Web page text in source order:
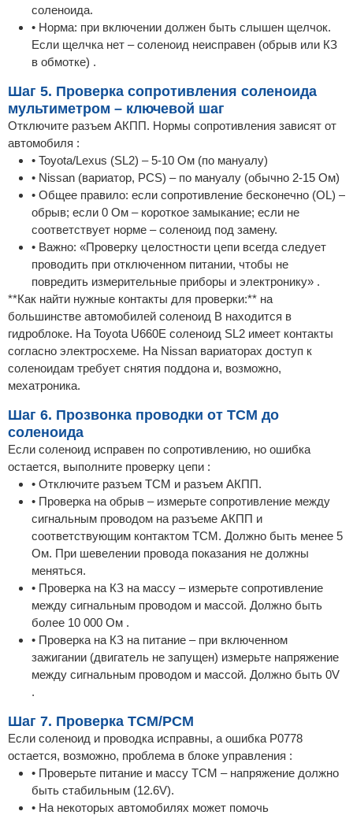
соленоида.
• Норма: при включении должен быть слышен щелчок.
Если щелчка нет – соленоид неисправен (обрыв или КЗ
в обмотке) .
Шаг 5. Проверка сопротивления соленоида
мультиметром – ключевой шаг
Отключите разъем АКПП. Нормы сопротивления зависят от
автомобиля :
• Toyota/Lexus (SL2) – 5-10 Ом (по мануалу)
• Nissan (вариатор, PCS) – по мануалу (обычно 2-15 Ом)
• Общее правило: если сопротивление бесконечно (OL) –
обрыв; если 0 Ом – короткое замыкание; если не
соответствует норме – соленоид под замену.
• Важно: «Проверку целостности цепи всегда следует
проводить при отключенном питании, чтобы не
повредить измерительные приборы и электронику» .
**Как найти нужные контакты для проверки:** на
большинстве автомобилей соленоид B находится в
гидроблоке. На Toyota U660E соленоид SL2 имеет контакты
согласно электросхеме. На Nissan вариаторах доступ к
соленоидам требует снятия поддона и, возможно,
мехатроника.
Шаг 6. Прозвонка проводки от TCM до
соленоида
Если соленоид исправен по сопротивлению, но ошибка
остается, выполните проверку цепи :
• Отключите разъем TCM и разъем АКПП.
• Проверка на обрыв – измерьте сопротивление между
сигнальным проводом на разъеме АКПП и
соответствующим контактом TCM. Должно быть менее 5
Ом. При шевелении провода показания не должны
меняться.
• Проверка на КЗ на массу – измерьте сопротивление
между сигнальным проводом и массой. Должно быть
более 10 000 Ом .
• Проверка на КЗ на питание – при включенном
зажигании (двигатель не запущен) измерьте напряжение
между сигнальным проводом и массой. Должно быть 0V
.
Шаг 7. Проверка TCM/PCM
Если соленоид и проводка исправны, а ошибка P0778
остается, возможно, проблема в блоке управления :
• Проверьте питание и массу TCM – напряжение должно
быть стабильным (12.6V).
• На некоторых автомобилях может помочь